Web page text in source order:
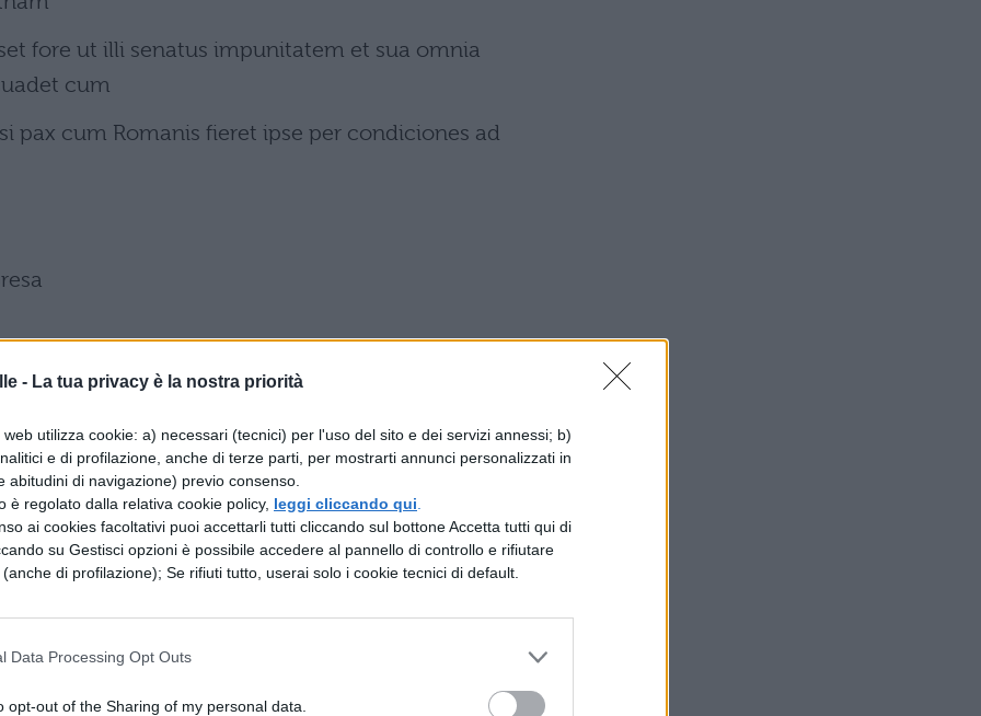
- La tua privacy è la nostra priorità
utilizza cookie: a) necessari (tecnici) per l'uso del sito e dei servizi annessi; b)
e di profilazione, anche di terze parti, per mostrarti annunci personalizzati in
abitudini di navigazione) previo consenso.
è regolato dalla relativa cookie policy, leggi cliccando qui
ai cookies facoltativi puoi accettarli tutti cliccando sul bottone Accetta tutti qui di
su Gestisci opzioni è possibile accedere al pannello di controllo e rifiutare
di profilazione); Se rifiuti tutto, userai solo i cookie tecnici di default.
Data Processing Opt Outs
opt-out of the Sharing of my personal data.
fore ut illi senatus impunitatem et sua omnia
cum
pax cum Romanis fieret ipse per condiciones ad
non dà battaglia se non per
e l'estate è ormai trascorsa.
difese dalla natura o dalle
nella zona della
Tuttavia non dedica